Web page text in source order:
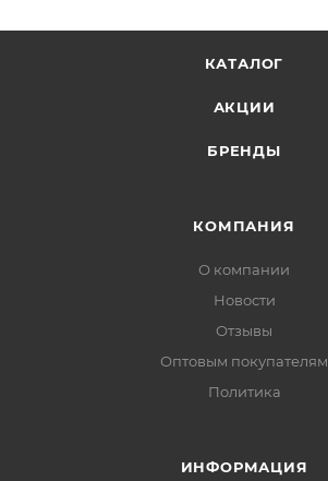
КАТАЛОГ
АКЦИИ
БРЕНДЫ
КОМПАНИЯ
О компании
Новости
Отзывы
Оптовым покупателям
Политика
ИНФОРМАЦИЯ